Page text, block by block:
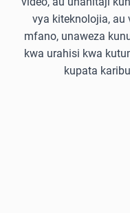
vya kiteknolojia, au
mfano, unaweza
kwa urahisi kwa
kupata